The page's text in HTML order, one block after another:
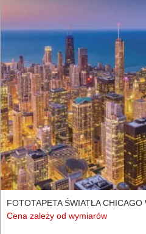
FOTOTAPETA ŚWIATŁA
Cena zależy od wymiarów